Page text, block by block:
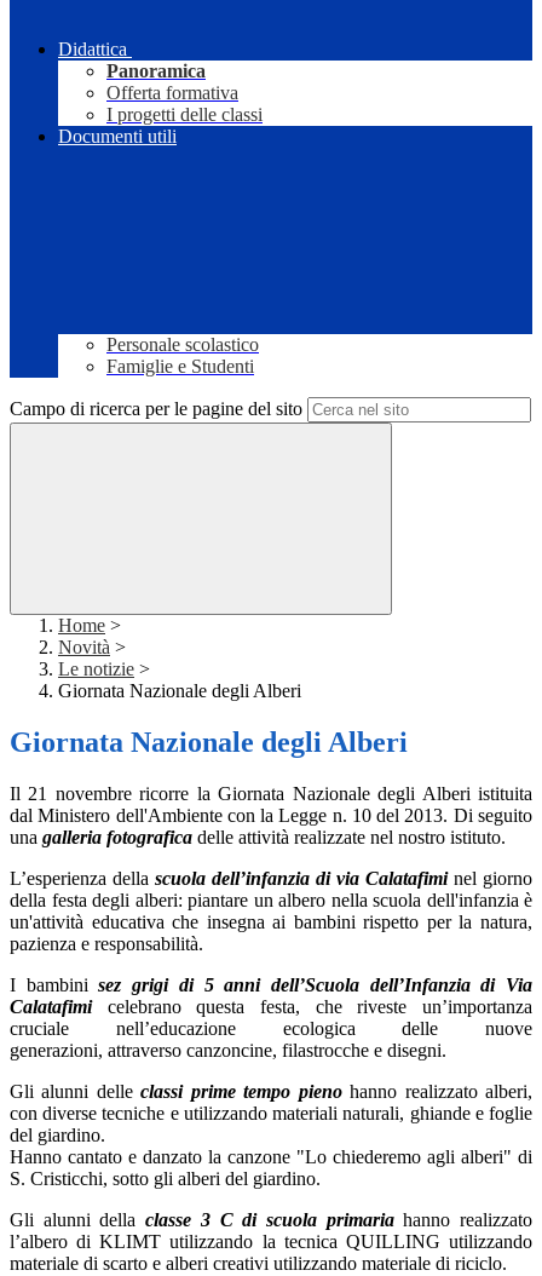
Didattica
Panoramica
Offerta formativa
I progetti delle classi
Documenti utili
Personale scolastico
Famiglie e Studenti
Campo di ricerca per le pagine del sito
Home >
Novità >
Le notizie >
Giornata Nazionale degli Alberi
Giornata Nazionale degli Alberi
Il 21 novembre ricorre la Giornata Nazionale degli Alberi istituita
dal Ministero dell'Ambiente con la Legge n. 10 del 2013. Di seguito
una galleria fotografica delle attività realizzate nel nostro istituto.
L’esperienza della scuola dell’infanzia di via Calatafimi nel giorno
della festa degli alberi: piantare un albero nella scuola dell'infanzia è
un'attività educativa che insegna ai bambini rispetto per la natura,
pazienza e responsabilità.
I bambinisez grigi di 5 anni dell’Scuola dell’Infanzia di Via
Calatafimi celebrano questa festa, che riveste un’importanza
cruciale nell’educazione ecologica delle nuove
generazioni, attraverso canzoncine, filastrocche e disegni.
Gli alunni delle classi prime tempo pienohanno realizzato alberi,
con diverse tecniche e utilizzando materiali naturali, ghiande e foglie
del giardino.
Hanno cantato e danzato la canzone "Lo chiederemo agli alberi" di
S. Cristicchi, sotto gli alberi del giardino.
Gli alunni dellaclasse 3 C di scuola primariahanno realizzato
l’albero di KLIMT utilizzando la tecnica QUILLING utilizzando
materiale di scarto e alberi creativi utilizzando materiale di riciclo.